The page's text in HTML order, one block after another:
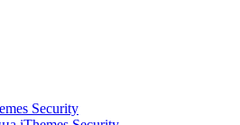
Security